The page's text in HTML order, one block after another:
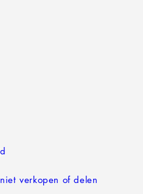
verkopen of delen